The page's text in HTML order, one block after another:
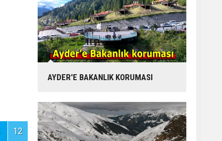
12
AYDER'E BAKANLIK KORUMASI